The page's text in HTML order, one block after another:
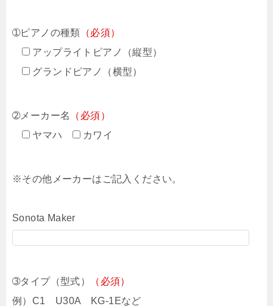
➀ピアノの種類 （必須）
アップライトピアノ（縦型）
グランドピアノ（横型）
➁メーカー名
（必須）
ヤマハ
カワイ
※その他メーカーはご記入ください。
Sonota Maker
➂タイプ（型式）
（必須）
例）C1 U30A KG-1Eなど